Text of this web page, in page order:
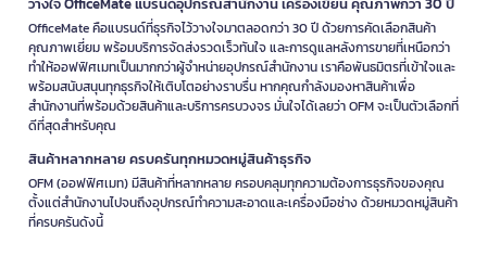
OfficeMate คือแบรนด์ที่ธุรกิจไว้วางใจมาตลอดกว่า 30 ปี ด้วยการคัดเลือกสินค้า
คุณภาพเยี่ยม พร้อมบริการจัดส่งรวดเร็วทันใจ และการดูแลหลังการขายที่เหนือกว่า
ทำให้ออฟฟิศเมทเป็นมากกว่าผู้จำหน่ายอุปกรณ์สำนักงาน เราคือพันธมิตรที่เข้าใจและ
พร้อมสนับสนุนทุกธุรกิจให้เติบโตอย่างราบรื่น หากคุณกำลังมองหาสินค้าเพื่อ
สำนักงานที่พร้อมด้วยสินค้าและบริการครบวงจร มั่นใจได้เลยว่า OFM จะเป็นตัวเลือกที่
ดีที่สุดสำหรับคุณ
สินค้าหลากหลาย ครบครันทุกหมวดหมู่สินค้าธุรกิจ
OFM (ออฟฟิศเมท) มีสินค้าที่หลากหลาย ครอบคลุมทุกความต้องการธุรกิจของคุณ
ตั้งแต่สำนักงานไปจนถึงอุปกรณ์ทำความสะอาดและเครื่องมือช่าง ด้วยหมวดหมู่สินค้า
ที่ครบครันดังนี้